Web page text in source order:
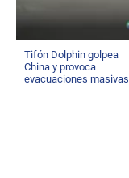
Tifón Dolphin golpea
China y provoca
evacuaciones masivas